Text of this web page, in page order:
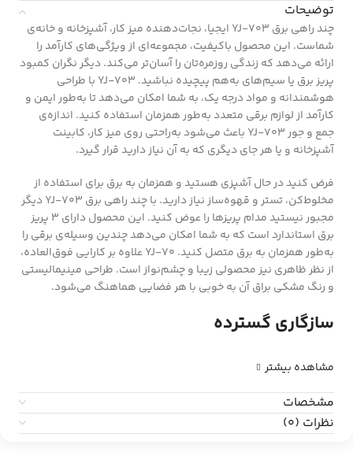
توضیحات
چند راهی برق YJ-703 ایجیا، نجات‌دهنده میز کار، آشپزخانه و خانه‌ی
شماست. این محصول باکیفیت، مجموعه‌ای از ویژگی‌های کارآمد را
ارائه می‌دهد که زندگی روزمره‌تان را آسان‌تر می‌کند. دیگر نگران کمبود
پریز برق یا سیم‌های به‌هم پیچیده نباشید. YJ-703 با طراحی
هوشمندانه و مواد درجه یک، به شما امکان می‌دهد تا به‌طور ایمن و
کارآمد از لوازم برقی متعدد به‌طور همزمان استفاده کنید. اندازه‌ی
جمع و جور YJ-703 باعث می‌شود به‌راحتی روی میز کار، کابینت
آشپزخانه و یا هر جای دیگری که به آن نیاز دارید قرار گیرد.
فرض کنید در حال آشپزی هستید و همزمان به برق برای استفاده از
مخلوط‌کن، تستر و قهوه‌ساز نیاز دارید. با چند راهی برق YJ-703 دیگر
مجبور نیستید مدام پریزها را عوض کنید. این محصول دارای 3 پریز
برق استاندارد است که به شما امکان می‌دهد چندین وسیله‌ی برقی را
به‌طور همزمان به برق متصل کنید. YJ-70 علاوه بر کارایی فوق‌العاده،
از نظر ظاهری نیز محصولی زیبا و چشم‌نواز است. طراحی مینیمالیستی
و رنگ مشکی براق آن به خوبی با هر فضایی هماهنگ می‌شود.
سازگاری گسترده
مشاهده بیشتر
مشخصات
نظرات (0)